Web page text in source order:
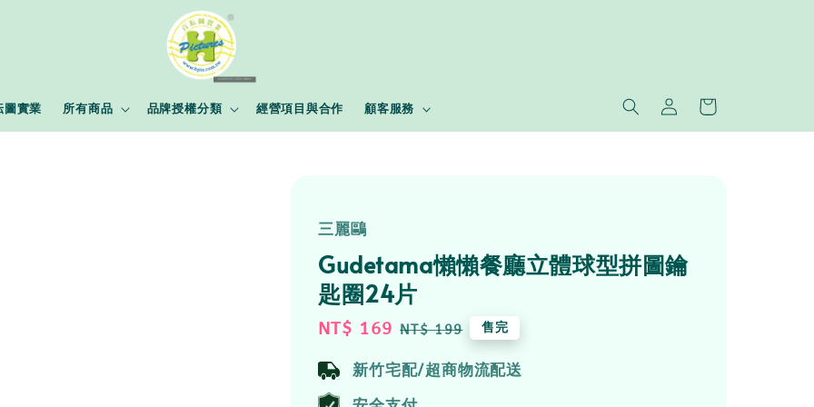
圖實業 所有商品 品牌授權分類 經營項目與合作 顧客服務
三麗鷗
Gudetama懶懶餐廳立體球型拼圖鑰
匙圈24片
Sale
NT$ 169 Regular
NT$ 199 售完
新竹宅配/超商物流配送